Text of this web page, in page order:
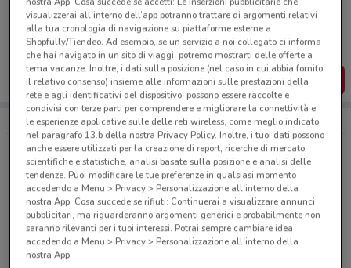
Porta DoveConviene sempre con te!
Puoi trovare le migliori offerte dei negozi vicino a te,
salvarle e creare la tua lista del risparmio, comodamente
dal tuo cellulare.
SCARICA L’APP
Le offerte di Animali più cercate
Bocconcini
Cibo per gatti
Cibo per cani
Antiparassitari
Lettiera per gatti
Trasportino gatto
Tiragraffi Acquario
visualizzerai all'interno dell’app potranno trattare di argomenti relativi
alla tua cronologia di navigazione su piattaforme esterne a
Shopfully/Tiendeo. Ad esempio, se un servizio a noi collegato ci informa
che hai navigato in un sito di viaggi, potremo mostrarti delle offerte a
tema vacanze. Inoltre, i dati sulla posizione (nel caso in cui abbia fornito
il relativo consenso) insieme alle informazioni sulle prestazioni della
rete e agli identificativi del dispositivo, possono essere raccolte e
condivisi con terze parti per comprendere e migliorare la connettività e
le esperienze applicative sulle delle reti wireless, come meglio indicato
nel paragrafo 13.b della nostra Privacy Policy. Inoltre, i tuoi dati possono
anche essere utilizzati per la creazione di report, ricerche di mercato,
scientifiche e statistiche, analisi basate sulla posizione e analisi delle
tendenze. Puoi modificare le tue preferenze in qualsiasi momento
accedendo a Menu > Privacy > Personalizzazione all'interno della
nostra App. Cosa succede se rifiuti: Continuerai a visualizzare annunci
pubblicitari, ma riguarderanno argomenti generici e probabilmente non
saranno rilevanti per i tuoi interessi. Potrai sempre cambiare idea
accedendo a Menu > Privacy > Personalizzazione all'interno della
nostra App.